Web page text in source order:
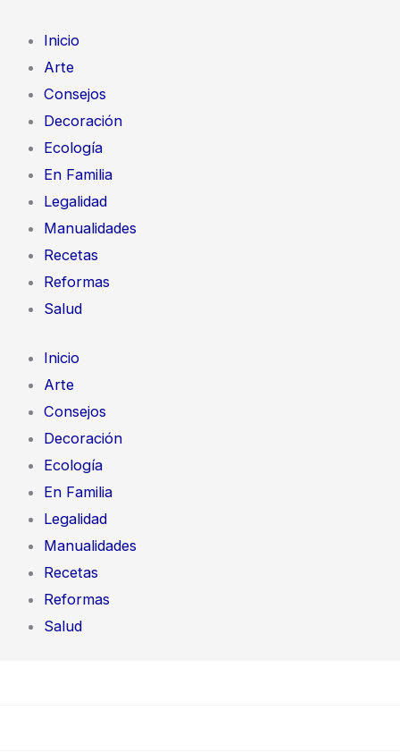
contenido
Inicio
Arte
Consejos
Decoración
Ecología
En Familia
Legalidad
Manualidades
Recetas
Reformas
Salud
Inicio
Arte
Consejos
Decoración
Ecología
En Familia
Legalidad
Manualidades
Recetas
Reformas
Salud